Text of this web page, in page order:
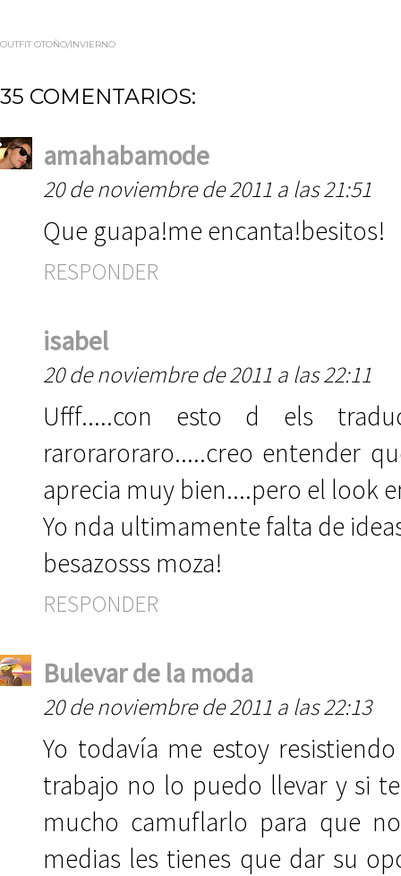
OUTFIT OTOÑO/INVIERNO
35 COMENTARIOS:
amahabamode
20 de noviembre de 2011 a las 21:51
Que guapa!me encanta!besitos!
RESPONDER
isabel
20 de noviembre de 2011 a las 22:11
Ufff.....con esto d els
raroraroraro.....creo entender
aprecia muy bien....pero el look
Yo nda ultimamente falta de
besazosss moza!
RESPONDER
Bulevar de la moda
20 de noviembre de 2011 a las 22:13
Yo todavía me estoy
trabajo no lo puedo llevar y si
mucho camuflarlo para que
medias les tienes que dar su